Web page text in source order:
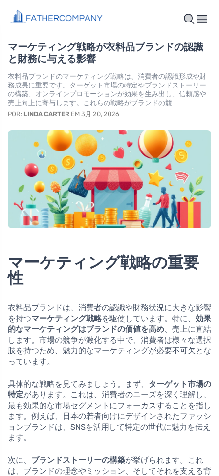
マーケティング戦略が衣料品ブランドの認識
と財務に与える影響
衣料品ブランドのマーケティング戦略は、消費者の認識形成や財
務成長に重要です。ターゲット市場の特定やブランドストーリー
の構築、オンラインプロモーションが効果を生み出し、信頼感や
売上向上に寄与します。これらの戦略がブランドの競
POR: LINDA CARTER EM 3月 20, 2026
マーケティング戦略の重要
性
衣料品ブランドは、消費者の認識や財務状況に大きな影響
を持つマーケティング戦略を駆使しています。特に、 効果
的なマーケティングはブランドの価値を高め 、売上に直結
します。市場の競争が激化する中で、消費者は様々な選択
肢を持つため、魅力的なマーケティングが必要不可欠とな
っています。
具体的な戦略を見てみましょう。まず、 ターゲット市場の
特定があります。これは、消費者のニーズを深く理解し、
最も効果的な市場セグメントにフォーカスすることを指し
ます。例えば、日本の若者向けにデザインされたファッシ
ョンブランドは、SNSを活用して特定の世代に魅力を伝え
ます。
次に、 ブランドストーリーの構築が挙げられます。これ
は、ブランドの理念やミッション、そしてそれを支える背